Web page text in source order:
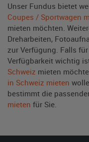
Unser Fundus bietet
Coupes / Sportwagen
mieten möchten.
Dreharbeiten,
zur Verfügung. Falls
Verfügbarkeit wichtig
Schweiz mieten
in Schweiz mieten
bestimmt die
mieten für Sie.